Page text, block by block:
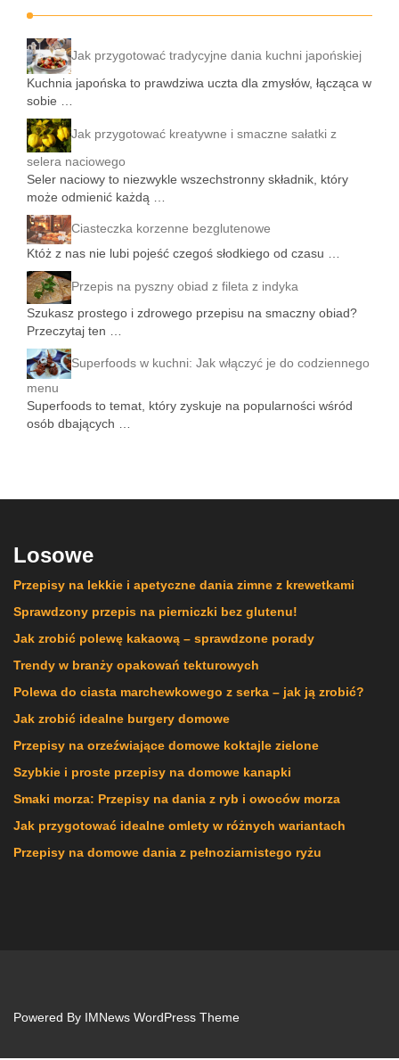
Jak przygotować tradycyjne dania kuchni japońskiej
Kuchnia japońska to prawdziwa uczta dla zmysłów, łącząca w
sobie …
Jak przygotować kreatywne i smaczne sałatki z
selera naciowego
Seler naciowy to niezwykle wszechstronny składnik, który
może odmienić każdą …
Ciasteczka korzenne bezglutenowe
Któż z nas nie lubi pojeść czegoś słodkiego od czasu …
Przepis na pyszny obiad z fileta z indyka
Szukasz prostego i zdrowego przepisu na smaczny obiad?
Przeczytaj ten …
Superfoods w kuchni: Jak włączyć je do codziennego
menu
Superfoods to temat, który zyskuje na popularności wśród
osób dbających …
Losowe
Przepisy na lekkie i apetyczne dania zimne z krewetkami
Sprawdzony przepis na pierniczki bez glutenu!
Jak zrobić polewę kakaową – sprawdzone porady
Trendy w branży opakowań tekturowych
Polewa do ciasta marchewkowego z serka – jak ją zrobić?
Jak zrobić idealne burgery domowe
Przepisy na orzeźwiające domowe koktajle zielone
Szybkie i proste przepisy na domowe kanapki
Smaki morza: Przepisy na dania z ryb i owoców morza
Jak przygotować idealne omlety w różnych wariantach
Przepisy na domowe dania z pełnoziarnistego ryżu
Powered By IMNews WordPress Theme